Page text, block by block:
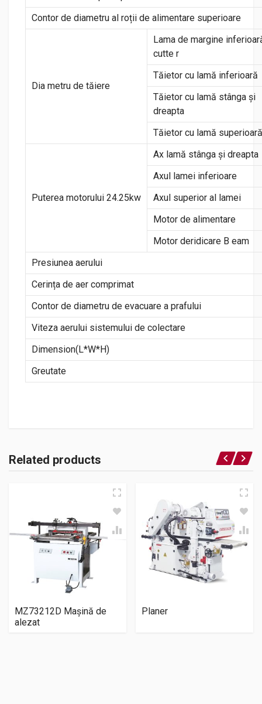
Contor de diametru al roții de alimentare superioare
Dia metru de tăiere
Lama de margine
cutte r
Tăietor cu lamă inferioară
Tăietor cu lamă stânga și
dreapta
Tăietor cu lamă superioară
Puterea motorului 24.25kw
Ax lamă stânga și dreapta
Axul lamei inferioare
Axul superior al lamei
Motor de alimentare
Motor deridicare B eam
Presiunea aerului
Cerința de aer comprimat
Contor de diametru de evacuare a prafului
Viteza aerului sistemului de colectare
Dimension(L*W*H)
Greutate
Related products
MZ73212D Mașină de
alezat
Planer